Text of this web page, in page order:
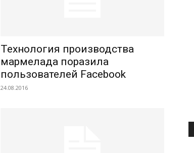
Технология производства
мармелада поразила
пользователей Facebook
24.08.2016